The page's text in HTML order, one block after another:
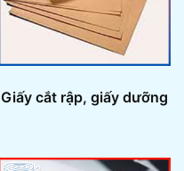
Giấy cắt rập, giấy dưỡng